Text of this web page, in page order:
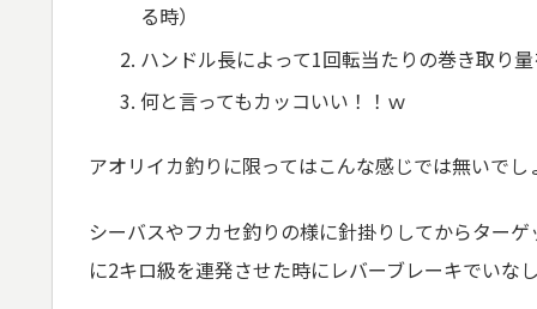
る時）
ハンドル長によって1回転当たりの巻き取り
何と言ってもカッコいい！！ｗ
アオリイカ釣りに限ってはこんな感じでは無いでし
シーバスやフカセ釣りの様に針掛りしてからター
に2キロ級を連発させた時にレバーブレーキでいな